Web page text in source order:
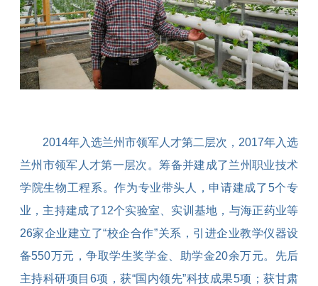
2014年入选兰州市领军人才第二层次， 2017年入选
兰州市领军人才第一层次。筹备并建成了兰州职业技术
学院生物工程系。作为专业带头人，申请建成了5个专
业，主持建成了12个实验室、实训基地，与海正药业等
26家企业建立了“校企合作”关系，引进企业教学仪器设
备550万元，争取学生奖学金、助学金20余万元。先后
主持科研项目 6项，获“国内领先”科技成果5项；获甘肃